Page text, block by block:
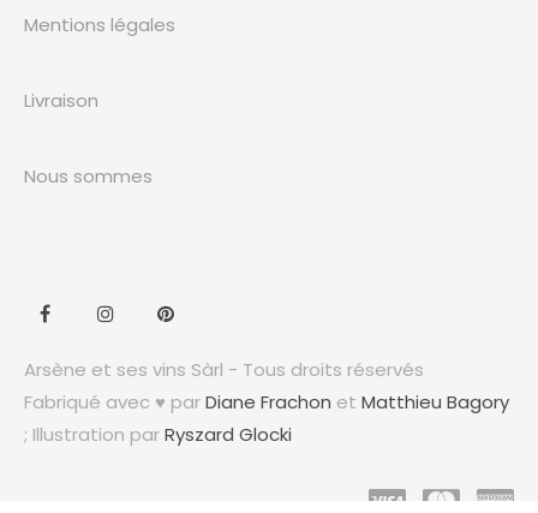
Mentions légales
Livraison
Nous sommes
Arsène et ses vins Sàrl - Tous droits réservés
Fabriqué avec ♥ parDiane Frachon et Matthieu Bagory
; Illustration parRyszard Glocki